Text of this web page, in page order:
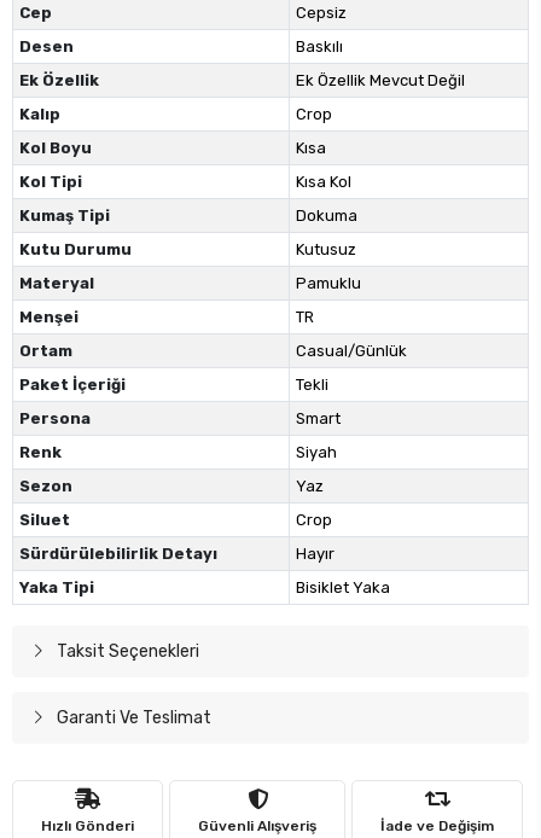
Cep
Cepsiz
Desen
Baskılı
Ek Özellik
Ek Özellik Mevcut Değil
Kalıp
Crop
Kol Boyu
Kısa
Kol Tipi
Kısa Kol
Kumaş Tipi
Dokuma
Kutu Durumu
Kutusuz
Materyal
Pamuklu
Menşei
TR
Ortam
Casual/Günlük
Paket İçeriği
Tekli
Persona
Smart
Renk
Siyah
Sezon
Yaz
Siluet
Crop
Sürdürülebilirlik Detayı
Hayır
Yaka Tipi
Bisiklet Yaka
Taksit Seçenekleri
Garanti Ve Teslimat
Hızlı Gönderi Güvenli Alışveriş İade ve Değişim